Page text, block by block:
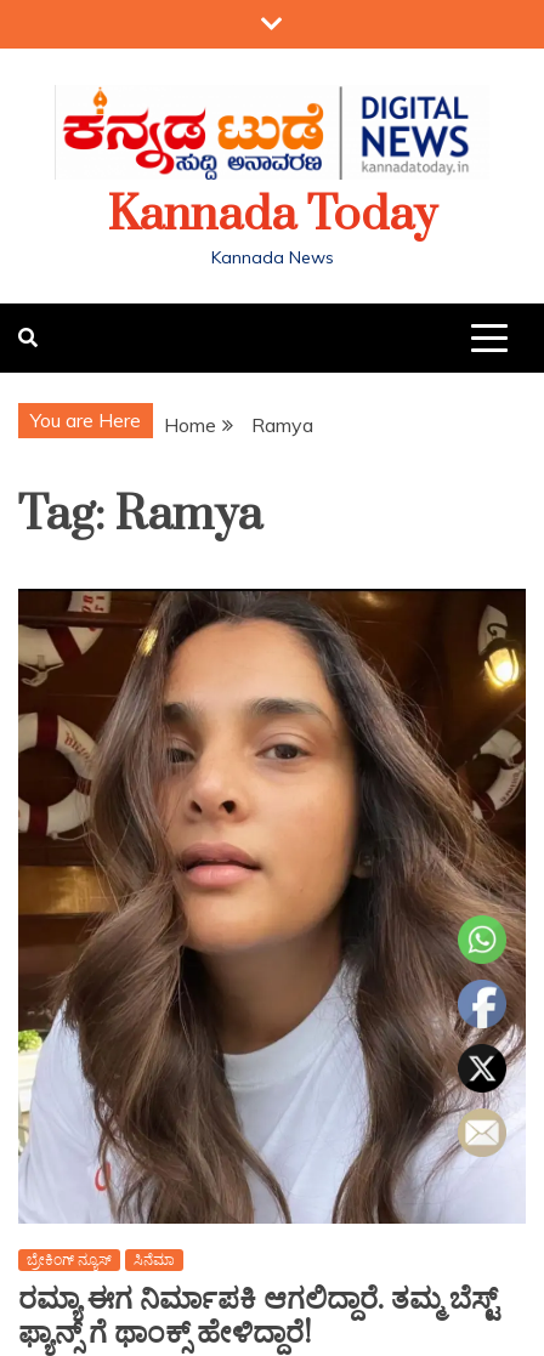
Kannada Today
Kannada News
You are Here Home Ramya
Tag: Ramya
ಬ್ರೇಕಿಂಗ್ ನ್ಯೂಸ್ ಸಿನೆಮಾ
ರಮ್ಯಾ ಈಗ ನಿರ್ಮಾಪಕಿ ಆಗಲಿದ್ದಾರೆ. ತಮ್ಮ ಬೆಸ್ಟ್
ಫ್ಯಾನ್ಸ್ ಗೆ ಥಾಂಕ್ಸ್ ಹೇಳಿದ್ದಾರೆ!